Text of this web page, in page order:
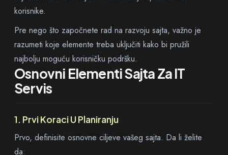
korisnike.
Pre nego što započnete rad na razvoju sajta, važno je
razumeti koje elemente treba uključiti kako bi pružili
najbolju moguću korisničku podršku.
Osnovni Elementi Sajta Za IT
Servis
1. Prvi Koraci U Planiranju
Prvo, definisite osnovne ciljeve vašeg sajta. Da li želite
da: